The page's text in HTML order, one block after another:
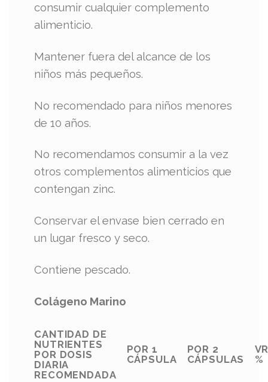
consumir cualquier complemento
alimenticio.
Mantener fuera del alcance de los
niños más pequeños.
No recomendado para niños menores
de 10 años.
No recomendamos consumir a la vez
otros complementos alimenticios que
contengan zinc.
Conservar el envase bien cerrado en
un lugar fresco y seco.
Contiene pescado.
Colágeno Marino
CANTIDAD DE
NUTRIENTES
POR DOSIS
DIARIA
RECOMENDADA
POR 1
CÁPSULA
POR 2
CÁPSULAS
%